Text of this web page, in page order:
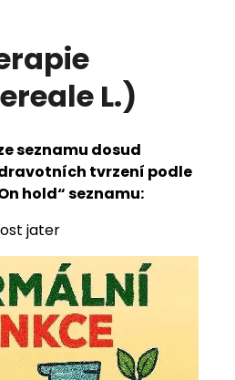
L.)
seznamu dosud
tvrzení podle
hold“ seznamu:
jater